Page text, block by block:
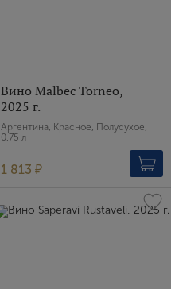
Вино Malbec Torneo,
2025 г.
Аргентина, Красное, Полусухое,
0.75 л
1 813 ₽